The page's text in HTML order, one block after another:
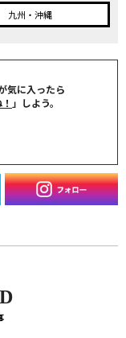
九州・沖縄
気に入ったら
」しよう。